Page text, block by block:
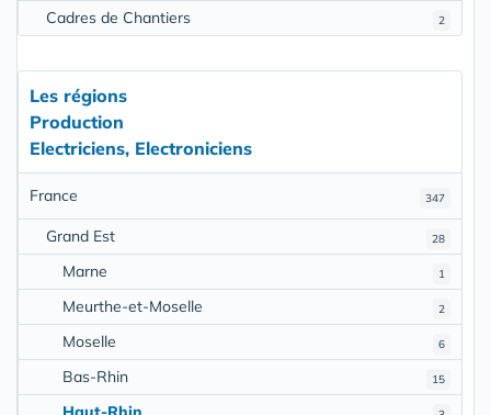
2
Cadres de Chantiers
Les régions
Production
Electriciens, Electroniciens
347
France
28
Grand Est
1
Marne
2
Meurthe-et-Moselle
6
Moselle
15
Bas-Rhin